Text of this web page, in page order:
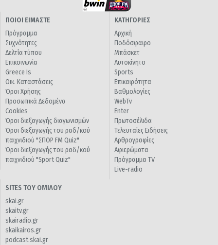
ΠΟΙΟΙ ΕΙΜΑΣΤΕ
Πρόγραμμα
Συχνότητες
Δελτία τύπου
Επικοινωνία
Greece Is
Οικ. Καταστάσεις
Όροι Χρήσης
Προσωπικά Δεδομένα
Cookies
Όροι διεξαγωγής διαγωνισμών
Όροι διεξαγωγής του ραδ/κού
παιχνιδιού "ΣΠΟΡ FM Quiz"
Όροι διεξαγωγής του ραδ/κού
παιχνιδιού "Sport Quiz"
ΚΑΤΗΓΟΡΙΕΣ
Αρχική
Ποδόσφαιρο
Μπάσκετ
Αυτοκίνητο
Sports
Επικαιρότητα
Βαθμολογίες
WebTv
Enter
Πρωτοσέλιδα
Τελευταίες Ειδήσεις
Αρθρογραφίες
Αφιερώματα
Πρόγραμμα TV
Live-radio
SITES ΤΟΥ ΟΜΙΛΟΥ
skai.gr
skaitv.gr
skairadio.gr
skaikairos.gr
podcast.skai.gr